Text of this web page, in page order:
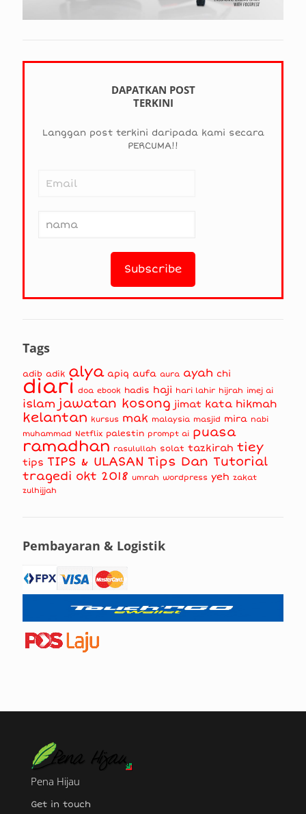
DAPATKAN POST
TERKINI
Langgan post terkini daripada kami secara
PERCUMA!!
Tags
adib adik alya apiq aufa aura ayah chi
diari doa ebook hadis haji hari lahir hijrah imej ai
islam jawatan kosong jimat kata hikmah
kelantan kursus mak malaysia masjid mira nabi
muhammad Netflix palestin prompt ai puasa
ramadhan rasulullah solat tazkirah tiey
tips TIPS & ULASAN Tips Dan Tutorial
tragedi okt 2018 umrah wordpress yeh zakat
zulhijjah
Pembayaran & Logistik
Pena Hijau
Get in touch